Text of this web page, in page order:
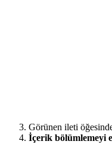
Görünen ileti
İçerik bölümlemeyi